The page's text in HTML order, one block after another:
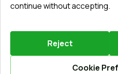
REGULAMIN
©2026.All right reserved.
Report a
continue without accepting.
Reject
Cookie